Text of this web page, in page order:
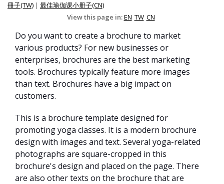
冊子(TW) | 最佳瑜伽课小册子(CN)
View this page in:EN TW CN
Do you want to create a brochure to market
various products? For new businesses or
enterprises, brochures are the best marketing
tools. Brochures typically feature more images
than text. Brochures have a big impact on
customers.
This is a brochure template designed for
promoting yoga classes. It is a modern brochure
design with images and text. Several yoga-related
photographs are square-cropped in this
brochure's design and placed on the page. There
are also other texts on the brochure that are